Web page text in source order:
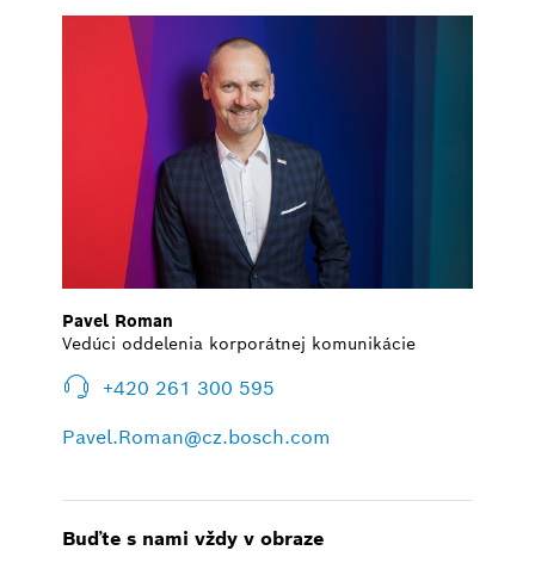
Pavel Roman
Vedúci oddelenia korporátnej komunikácie
+420 261 300 595
Pavel.Roman@cz.bosch.com
Buďte s nami vždy v obraze